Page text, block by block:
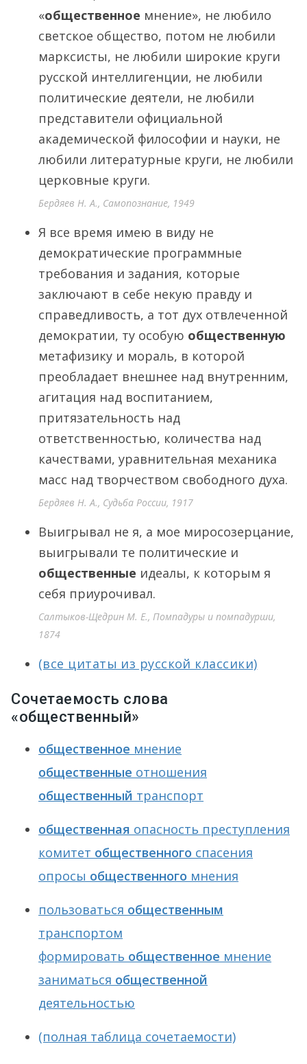
«общественное мнение», не любило
светское общество, потом не любили
марксисты, не любили широкие круги
русской интеллигенции, не любили
политические деятели, не любили
представители официальной
академической философии и науки, не
любили литературные круги, не любили
церковные круги.
Бердяев Н. А., Самопознание, 1949
Я все время имею в виду не
демократические программные
требования и задания, которые
заключают в себе некую правду и
справедливость, а тот дух отвлеченной
демократии, ту особую общественную
метафизику и мораль, в которой
преобладает внешнее над внутренним,
агитация над воспитанием,
притязательность над
ответственностью, количества над
качествами, уравнительная механика
масс над творчеством свободного духа.
Бердяев Н. А., Судьба России, 1917
Выигрывал не я, а мое миросозерцание,
выигрывали те политические и
общественные идеалы, к которым я
себя приурочивал.
Салтыков-Щедрин М. Е., Помпадуры и помпадурши,
1874
(все цитаты из русской классики)
Сочетаемость слова
«общественный»
общественное мнение
общественные отношения
общественный транспорт
общественная опасность преступления
комитет общественного спасения
опросы общественного мнения
пользоваться общественным
транспортом
формировать общественное мнение
заниматься общественной
деятельностью
(полная таблица сочетаемости)